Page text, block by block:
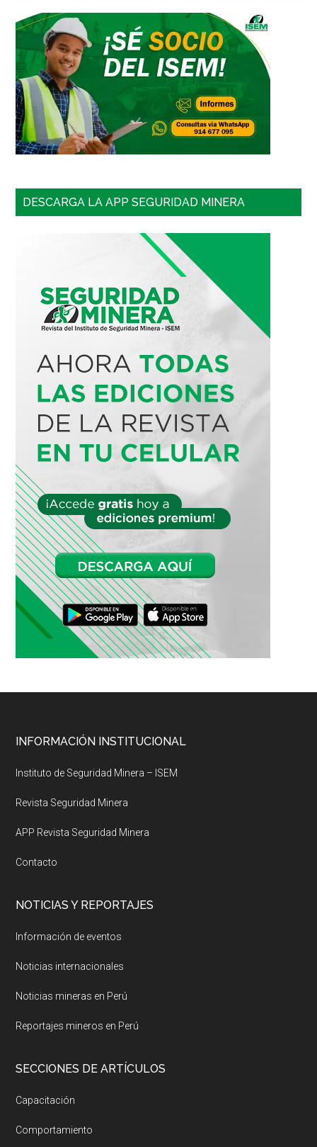
DESCARGA LA APP SEGURIDAD MINERA
Footer
INFORMACIÓN INSTITUCIONAL
Instituto de Seguridad Minera – ISEM
Revista Seguridad Minera
APP Revista Seguridad Minera
Contacto
NOTICIAS Y REPORTAJES
Información de eventos
Noticias internacionales
Noticias mineras en Perú
Reportajes mineros en Perú
SECCIONES DE ARTÍCULOS
Capacitación
Comportamiento